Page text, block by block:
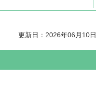
更新日：2026年06月10日